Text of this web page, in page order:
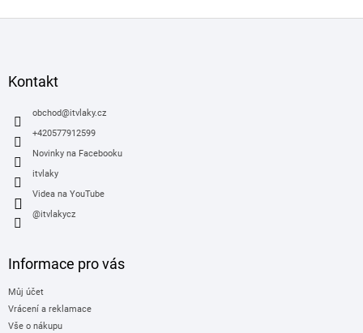
Kontakt
obchod@itvlaky.cz
+420577912599
Novinky na Facebooku
itvlaky
Videa na YouTube
@itvlakycz
Informace pro vás
Můj účet
Vrácení a reklamace
Vše o nákupu